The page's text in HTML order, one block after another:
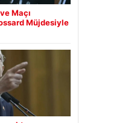
Maçı
Müjdesiyle